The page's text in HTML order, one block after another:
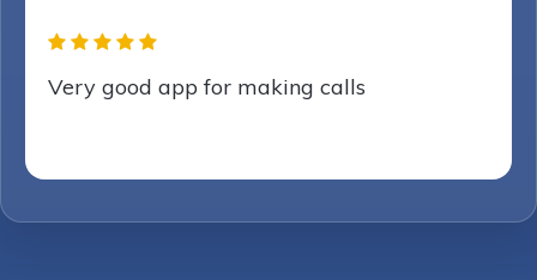
Very good app for making calls